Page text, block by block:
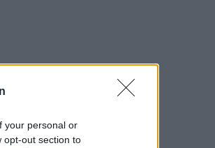
your personal or
opt-out section to